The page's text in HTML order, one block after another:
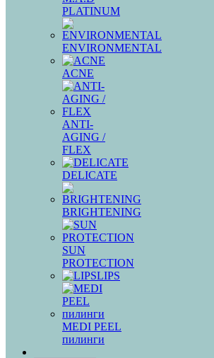
PLATINUM
ENVIRONMENTAL
ACNE
ANTI-
AGING /
FLEX
DELICATE
BRIGHTENING
SUN
PROTECTION
LIPS
MEDI PEEL
пилинги